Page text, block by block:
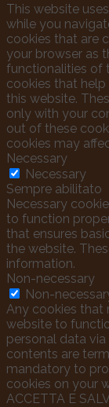
This website
while you
cookies that are
your browser as
functionalities of
cookies that
this website.
only with your
out of these
cookies may
Necessary
Necessary
Sempre abilitato
Necessary
to function
that ensures
the website.
information.
Non-necessary
Non-
Any cookies that
website to
personal data
contents are
mandatory to
cookies on your
ACCETTA E